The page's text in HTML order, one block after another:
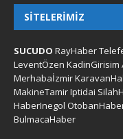
SITELERIMIZ
SUCUDO RayHaber
LeventÖzen KadinGirisim
Merhabaİzmir
MakineTamirIptidai
HaberInegol
BulmacaHaber